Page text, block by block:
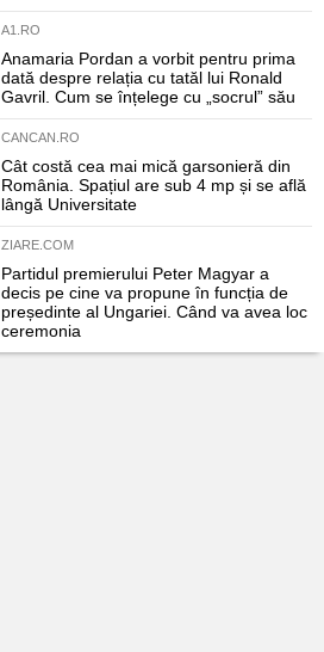
A1.RO
Anamaria Pordan a vorbit pentru prima
dată despre relația cu tatăl lui Ronald
Gavril. Cum se înțelege cu „socrul” său
CANCAN.RO
Cât costă cea mai mică garsonieră din
România. Spațiul are sub 4 mp și se află
lângă Universitate
ZIARE.COM
Partidul premierului Peter Magyar a
decis pe cine va propune în funcția de
președinte al Ungariei. Când va avea loc
ceremonia